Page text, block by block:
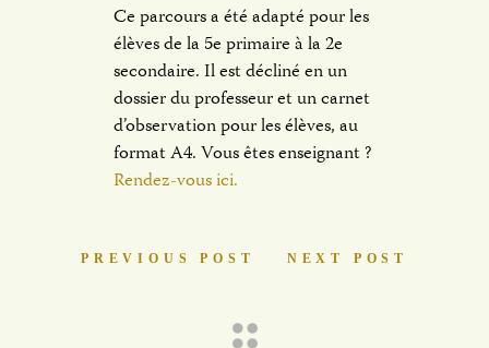
Ce parcours a été adapté pour les
élèves de la 5e primaire à la 2e
secondaire. Il est décliné en un
dossier du professeur et un carnet
d’observation pour les élèves, au
format A4. Vous êtes enseignant ?
Rendez-vous ici.
PREVIOUS POST NEXT POST